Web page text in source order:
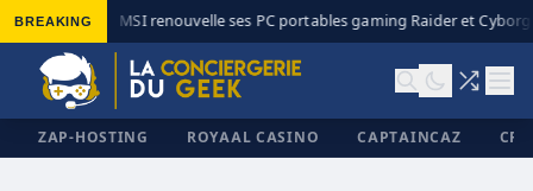
BREAKING MSI renouvelle ses PC portables gaming Raider et Cyborg
ZAP-HOSTING ROYAAL CASINO CAPTAINCAZ